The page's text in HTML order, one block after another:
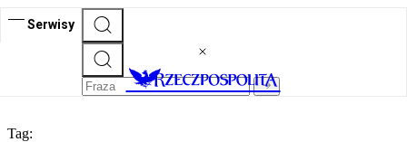
Serwisy
Tag: